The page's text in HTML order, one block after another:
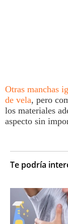
Otras manchas
de vela, pero
los materiales
aspecto sin
Te podría